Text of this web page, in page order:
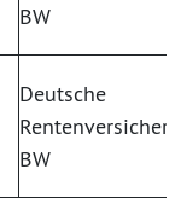
BW
Deutsche
BW